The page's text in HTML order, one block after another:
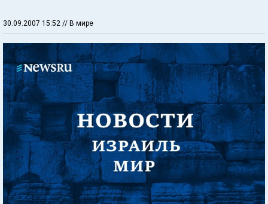
30.09.2007 15:52 // В мире